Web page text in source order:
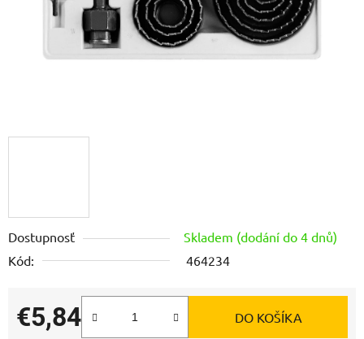
Dostupnosť
Skladem (dodání do 4 dnů)
Kód:
464234
€5,84 DO KOŠÍKA